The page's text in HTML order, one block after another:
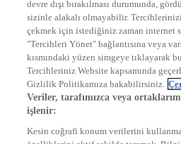
KRAL POP
EKSEN
VOYAGE
DYG Dijital
ntv.com.tr
ntvspor.net
secim.ntv.com.tr
startv.com.tr
kralmuzik.com.tr
devre dışı bırakılması durumunda,
sizinle alakalı olmayabilir.
çekmek için istediğiniz zaman internet
"Tercihleri Yönet" bağlantısına veya
kısmındaki yüzen simgeye tıklayarak
Tercihleriniz Website kapsamında
Gizlilik Politikamıza bakabilirsiniz.
Veriler, tarafımızca veya
işlenir:
Kesin coğrafi konum verilerini